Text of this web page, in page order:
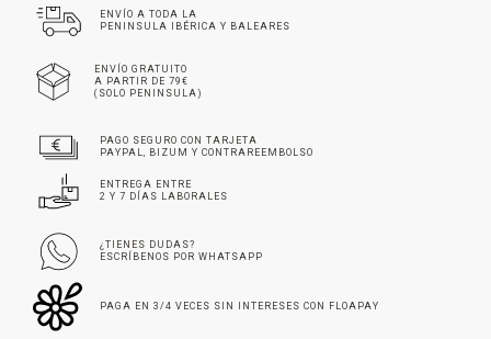
ENVÍO A TODA LA
PENINSULA IBÉRICA Y BALEARES
ENVÍO GRATUITO
A PARTIR DE 79€
(SOLO PENINSULA)
PAGO SEGURO CON TARJETA
PAYPAL, BIZUM Y CONTRAREEMBOLSO
ENTREGA ENTRE
2 Y 7 DÍAS LABORALES
¿TIENES DUDAS?
ESCRÍBENOS POR WHATSAPP
PAGA EN 3/4 VECES SIN INTERESES CON FLOAPAY